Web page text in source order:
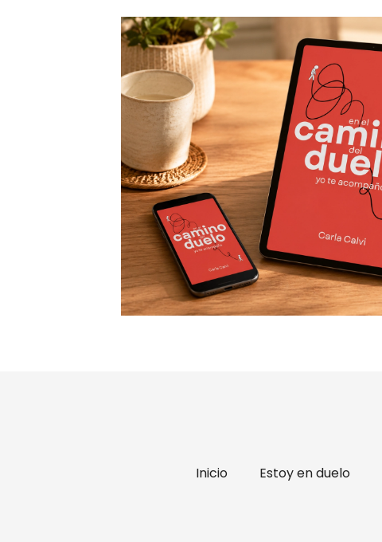
Inicio Estoy en duelo